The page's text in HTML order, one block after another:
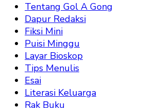
Tentang Gol A Gong
Dapur Redaksi
Fiksi Mini
Puisi Minggu
Layar Bioskop
Tips Menulis
Esai
Literasi Keluarga
Rak Buku